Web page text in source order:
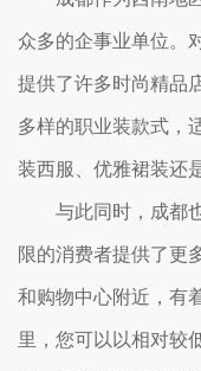
众多的企事业单位。
提供了许多时尚精品
多样的职业装款式，
装西服、优雅裙装还
与此同时，成都
限的消费者提供了更
和购物中心附近，有
里，您可以以相对较